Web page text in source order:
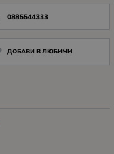
0885544333
ДОБАВИ В ЛЮБИМИ